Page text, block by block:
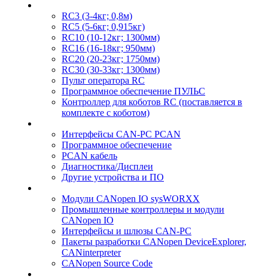
RC3 (3-4кг; 0,8м)
RC5 (5-6кг; 0,915кг)
RC10 (10-12кг; 1300мм)
RC16 (16-18кг; 950мм)
RC20 (20-23кг; 1750мм)
RC30 (30-33кг; 1300мм)
Пульт оператора RC
Программное обеспечение ПУЛЬС
Контроллер для коботов RC (поставляется в
комплекте с коботом)
Интерфейсы CAN-PC PCAN
Программное обеспечение
PCAN кабель
Диагностика/Дисплеи
Другие устройства и ПО
Модули CANopen IO sysWORXX
Промышленные контроллеры и модули
CANopen IO
Интерфейсы и шлюзы CAN-PC
Пакеты разработки CANopen DeviceExplorer,
CANinterpreter
CANopen Source Code